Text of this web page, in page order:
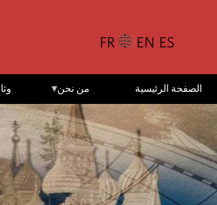
الصفحة الرئيسية من نحن